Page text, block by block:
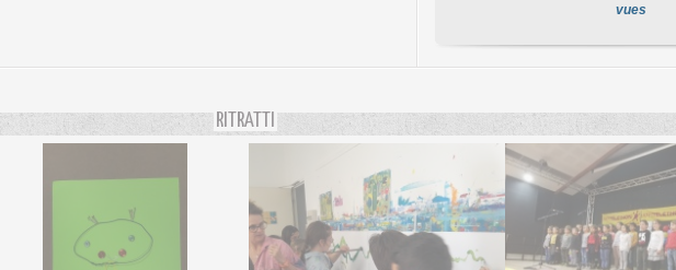
vues
RITRATTI